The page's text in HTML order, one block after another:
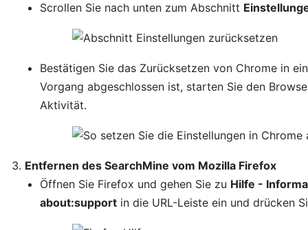
Scrollen Sie nach unten zum Abschnitt
Bestätigen Sie das Zurücksetzen von Chrome in
Vorgang abgeschlossen ist, starten Sie den
Aktivität.
Entfernen des SearchMine vom Mozilla Firefox
Öffnen Sie Firefox und gehen Sie zu Hilfe -
about:supportin die URL-Leiste ein und drücken